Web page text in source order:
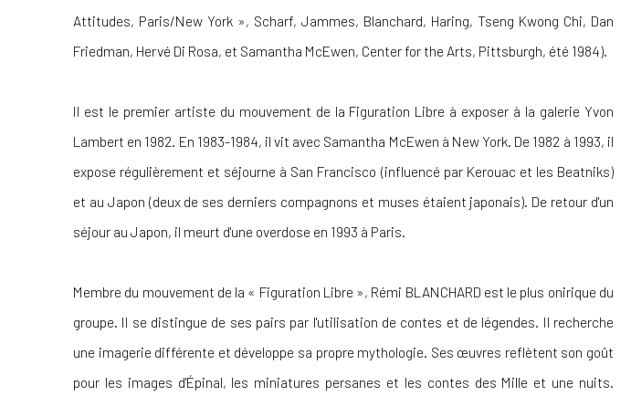
Attitudes, Paris/New York », Scharf, Jammes, Blanchard, Haring, Tseng Kwong Chi, Dan
Friedman, Hervé Di Rosa, et Samantha McEwen, Center for the Arts, Pittsburgh, été 1984).
Il est le premier artiste du mouvement de la Figuration Libre à exposer à la galerie Yvon
Lambert en 1982. En 1983-1984, il vit avec Samantha McEwen à New York. De 1982 à 1993, il
expose régulièrement et séjourne à San Francisco (influencé par Kerouac et les Beatniks)
et au Japon (deux de ses derniers compagnons et muses étaient japonais). De retour d'un
séjour au Japon, il meurt d'une overdose en 1993 à Paris.
Membre du mouvement de la « Figuration Libre », Rémi BLANCHARD est le plus onirique du
groupe. Il se distingue de ses pairs par l'utilisation de contes et de légendes. Il recherche
une imagerie différente et développe sa propre mythologie. Ses œuvres reflètent son goût
pour les images d'Épinal, les miniatures persanes et les contes des Mille et une nuits.